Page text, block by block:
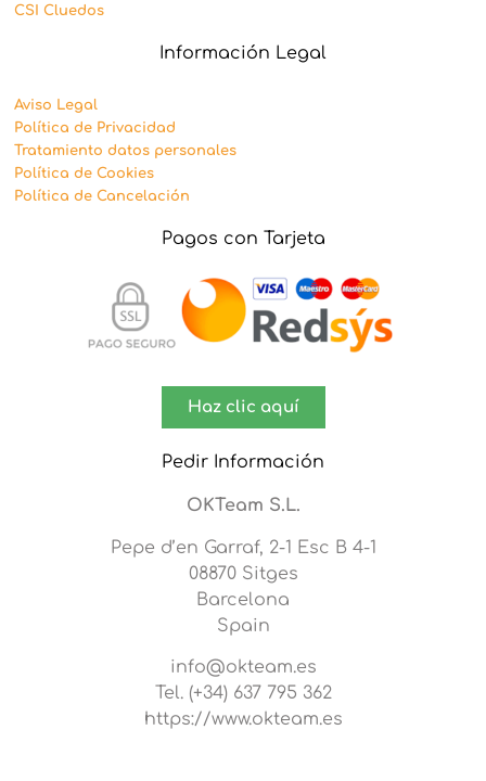
CSI Cluedos
Información Legal
Aviso Legal
Política de Privacidad
Tratamiento datos personales
Política de Cookies
Política de Cancelación
Pagos con Tarjeta
Haz clic aquí
Pedir Información
OKTeam S.L.
Pepe d’en Garraf, 2-1 Esc B 4-1
08870 Sitges
Barcelona
Spain
info@okteam.es
Tel. (+34) 637 795 362
https://www.okteam.es